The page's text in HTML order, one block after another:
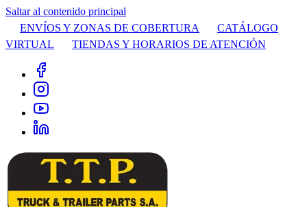
Saltar al contenido principal
ENVÍOS Y ZONAS DE COBERTURA
CATÁLOGO
VIRTUAL
TIENDAS Y HORARIOS DE ATENCIÓN